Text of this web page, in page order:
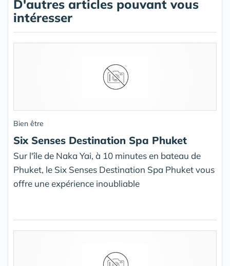
D'autres articles pouvant vous
intéresser
Bien être
Six Senses Destination Spa Phuket
Sur l'île de Naka Yai, à 10 minutes en bateau de
Phuket, le Six Senses Destination Spa Phuket vous
offre une expérience inoubliable